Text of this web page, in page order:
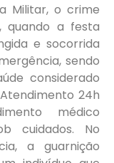
Militar, o crime
quando a festa
e socorrida
sendo
considerado
24h
médico
cuidados. No
a guarnição